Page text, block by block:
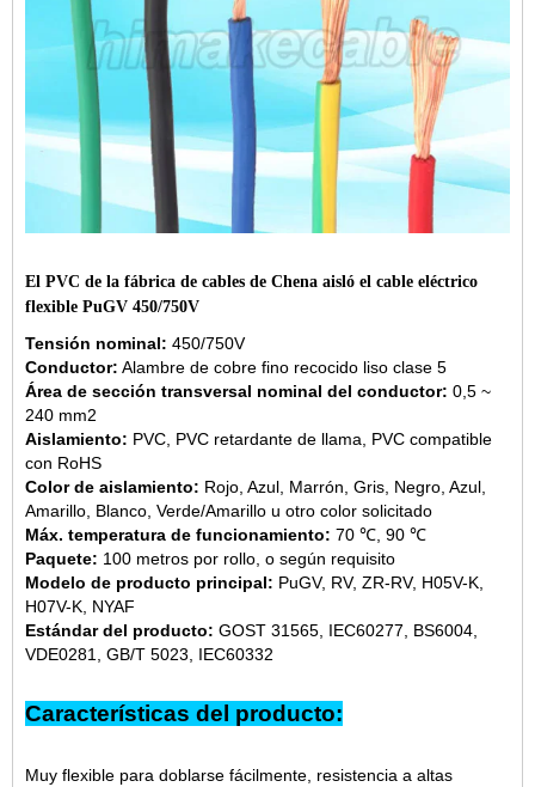
El PVC de la fábrica de cables de Chena aisló el cable eléctrico
flexible PuGV 450/750V
Tensión nominal: 450/750V
Conductor: Alambre de cobre fino recocido liso clase 5
Área de sección transversal nominal del conductor: 0,5 ~
240 mm2
Aislamiento: PVC, PVC retardante de llama, PVC compatible
con RoHS
Color de aislamiento: Rojo, Azul, Marrón, Gris, Negro, Azul,
Amarillo, Blanco, Verde/Amarillo u otro color solicitado
Máx. temperatura de funcionamiento: 70 ℃, 90 ℃
Paquete: 100 metros por rollo, o según requisito
Modelo de producto principal: PuGV, RV, ZR-RV, H05V-K,
H07V-K, NYAF
Estándar del producto: GOST 31565, IEC60277, BS6004,
VDE0281, GB/T 5023, IEC60332
Características del producto:
Muy flexible para doblarse fácilmente, resistencia a altas